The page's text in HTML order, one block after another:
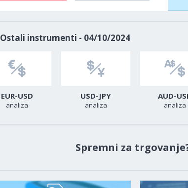
Ostali instrumenti - 04/10/2024
EUR-USD
analiza
USD-JPY
analiza
AUD-
analiza
Spremni za